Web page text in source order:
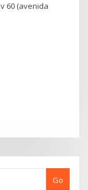
60 (avenida
Go